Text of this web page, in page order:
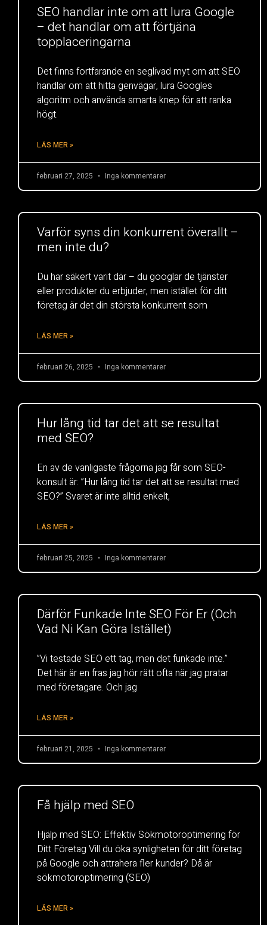
SEO handlar inte om att lura Google
– det handlar om att förtjäna
topplaceringarna
Det finns fortfarande en seglivad myt om att SEO
handlar om att hitta genvägar, lura Googles
algoritm och använda smarta knep för att ranka
högt.
LÄS MER »
februari 27, 2025 Inga kommentarer
Varför syns din konkurrent överallt –
men inte du?
Du har säkert varit där – du googlar de tjänster
eller produkter du erbjuder, men istället för ditt
företag är det din största konkurrent som
LÄS MER »
februari 26, 2025 Inga kommentarer
Hur lång tid tar det att se resultat
med SEO?
En av de vanligaste frågorna jag får som SEO-
konsult är: ”Hur lång tid tar det att se resultat med
SEO?” Svaret är inte alltid enkelt,
LÄS MER »
februari 25, 2025 Inga kommentarer
Därför Funkade Inte SEO För Er (Och
Vad Ni Kan Göra Istället)
”Vi testade SEO ett tag, men det funkade inte.”
Det här är en fras jag hör rätt ofta när jag pratar
med företagare. Och jag
LÄS MER »
februari 21, 2025 Inga kommentarer
Få hjälp med SEO
Hjälp med SEO: Effektiv Sökmotoroptimering för
Ditt Företag Vill du öka synligheten för ditt företag
på Google och attrahera fler kunder? Då är
sökmotoroptimering (SEO)
LÄS MER »